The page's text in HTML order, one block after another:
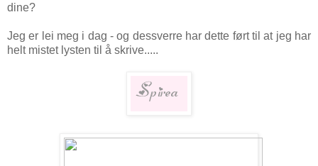
dine?
Jeg er lei meg i dag - og dessverre har dette ført til at jeg har
helt mistet lysten til å skrive.....